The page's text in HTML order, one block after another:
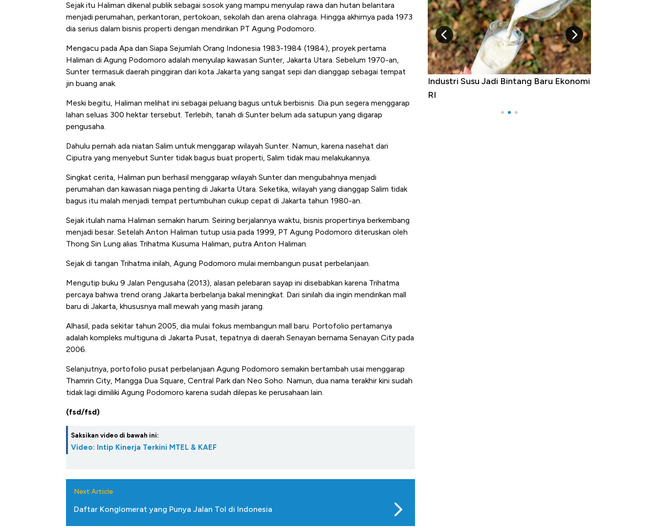
Sejak itu Haliman dikenal publik sebagai sosok yang mampu menyulap rawa dan hutan belantara
menjadi perumahan, perkantoran, pertokoan, sekolah dan arena olahraga. Hingga akhirnya pada 1973
dia serius dalam bisnis properti dengan mendirikan PT Agung Podomoro.
Mengacu pada Apa dan Siapa Sejumlah Orang Indonesia 1983-1984 (1984), proyek pertama
Haliman di Agung Podomoro adalah menyulap kawasan Sunter, Jakarta Utara. Sebelum 1970-an,
Sunter termasuk daerah pinggiran dari kota Jakarta yang sangat sepi dan dianggap sebagai tempat
jin buang anak.
Meski begitu, Haliman melihat ini sebagai peluang bagus untuk berbisnis. Dia pun segera menggarap
lahan seluas 300 hektar tersebut. Terlebih, tanah di Sunter belum ada satupun yang digarap
pengusaha.
Dahulu pernah ada niatan Salim untuk menggarap wilayah Sunter. Namun, karena nasehat dari
Ciputra yang menyebut Sunter tidak bagus buat properti, Salim tidak mau melakukannya.
Singkat cerita, Haliman pun berhasil menggarap wilayah Sunter dan mengubahnya menjadi
perumahan dan kawasan niaga penting di Jakarta Utara. Seketika, wilayah yang dianggap Salim tidak
bagus itu malah menjadi tempat pertumbuhan cukup cepat di Jakarta tahun 1980-an.
Sejak itulah nama Haliman semakin harum. Seiring berjalannya waktu, bisnis propertinya berkembang
menjadi besar. Setelah Anton Haliman tutup usia pada 1999, PT Agung Podomoro diteruskan oleh
Thong Sin Lung alias Trihatma Kusuma Haliman, putra Anton Haliman.
Sejak di tangan Trihatma inilah, Agung Podomoro mulai membangun pusat perbelanjaan.
Mengutip buku 9 Jalan Pengusaha (2013), alasan pelebaran sayap ini disebabkan karena Trihatma
percaya bahwa trend orang Jakarta berbelanja bakal meningkat. Dari sinilah dia ingin mendirikan mall
baru di Jakarta, khususnya mall mewah yang masih jarang.
Alhasil, pada sekitar tahun 2005, dia mulai fokus membangun mall baru. Portofolio pertamanya
adalah kompleks multiguna di Jakarta Pusat, tepatnya di daerah Senayan bernama Senayan City pada
2006.
Selanjutnya, portofolio pusat perbelanjaan Agung Podomoro semakin bertambah usai menggarap
Thamrin City, Mangga Dua Square, Central Park dan Neo Soho. Namun, dua nama terakhir kini sudah
tidak lagi dimiliki Agung Podomoro karena sudah dilepas ke perusahaan lain.
(fsd/fsd)
Saksikan video di bawah ini:
Video: Intip Kinerja Terkini MTEL & KAEF
Next Article
Daftar Konglomerat yang Punya Jalan Tol di Indonesia
Bangkit dari Kubur! Bisnis Furniture &
5 Raja Ekonomi Indonesia: Maaf, Gak
Ada Jawa!